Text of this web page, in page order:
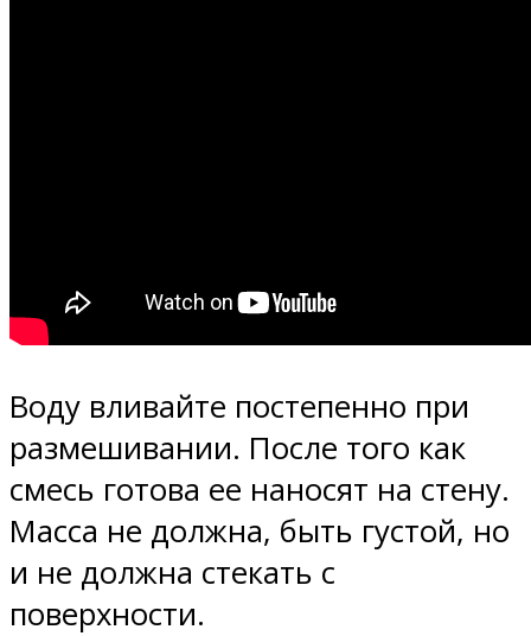
Воду вливайте постепенно при
размешивании. После того как
смесь готова ее наносят на стену.
Масса не должна, быть густой, но
и не должна стекать с
поверхности.